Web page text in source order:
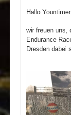
Hallo
wir freuen uns,
Endurance
Dresden dabei